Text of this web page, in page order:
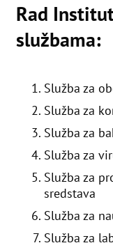
Rad
službama:
Služba za
Služba za
Služba za
Služba za
Služba za
sredstava
Služba za
Služba za